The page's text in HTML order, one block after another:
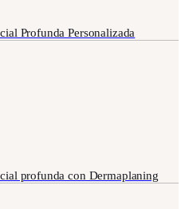
Profunda Personalizada
profunda con Dermaplaning